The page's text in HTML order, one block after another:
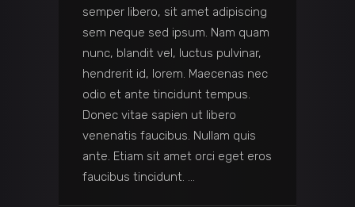
semper libero, sit amet adipiscing
sem neque sed ipsum. Nam quam
nunc, blandit vel, luctus pulvinar,
hendrerit id, lorem. Maecenas nec
odio et ante tincidunt tempus.
Donec vitae sapien ut libero
venenatis faucibus. Nullam quis
ante. Etiam sit amet orci eget eros
faucibus tincidunt.